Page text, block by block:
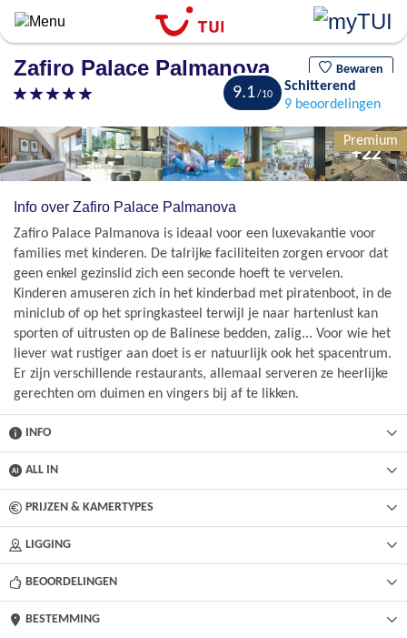
Overslaan
en
de
algemene
gaan
Zafiro Palace Palmanova Bewaren
Premium
9.1
Schitterend
9 beoordelingen
+22
Info over Zafiro Palace Palmanova
Zafiro Palace Palmanova is ideaal voor een luxevakantie voor
families met kinderen. De talrijke faciliteiten zorgen ervoor dat
geen enkel gezinslid zich een seconde hoeft te vervelen.
Kinderen amuseren zich in het kinderbad met piratenboot, in de
miniclub of op het springkasteel terwijl je naar hartenlust kan
sporten of uitrusten op de Balinese bedden, zalig... Voor wie het
liever wat rustiger aan doet is er natuurlijk ook het spacentrum.
Er zijn verschillende restaurants, allemaal serveren ze heerlijke
gerechten om duimen en vingers bij af te likken.
INFO
ALL IN
PRIJZEN & KAMERTYPES
LIGGING
BEOORDELINGEN
BESTEMMING